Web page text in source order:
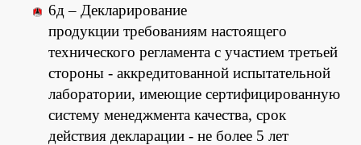
6д – Декларирование
продукции требованиям настоящего
технического регламента с участием третьей
стороны - аккредитованной испытательной
лаборатории, имеющие сертифицированную
систему менеджмента качества, срок
действия декларации - не более 5 лет